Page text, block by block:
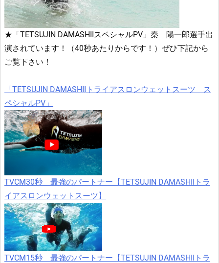
★「TETSUJIN DAMASHIIスペシャルPV」秦 陽一郎選手出
演されています！（40秒あたりからです！）ぜひ下記から
ご覧下さい！
「TETSUJIN DAMASHIIトライアスロンウェットスーツ ス
ペシャルPV」
TVCM30秒 最強のパートナー【TETSUJIN DAMASHIIトラ
イアスロンウェットスーツ】
TVCM15秒 最強のパートナー【TETSUJIN DAMASHIIトラ